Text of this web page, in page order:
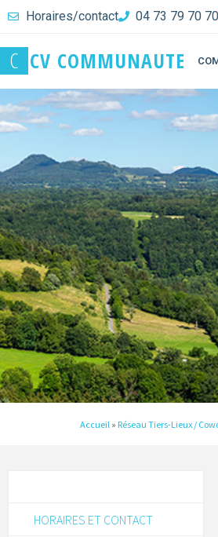
Horaires/contact 04 73 79 70 70
C CV COMMUNAUTE
Accueil » Réseau Tiers-Lieux /
HORAIRES ET CONTACT